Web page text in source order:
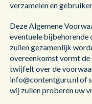
verzamelen en
Deze Algemene
eventuele
zullen gezamenlijk
overeenkomst vormt de
twijfelt over de
info@contentguru.nl of
wij zullen proberen uw